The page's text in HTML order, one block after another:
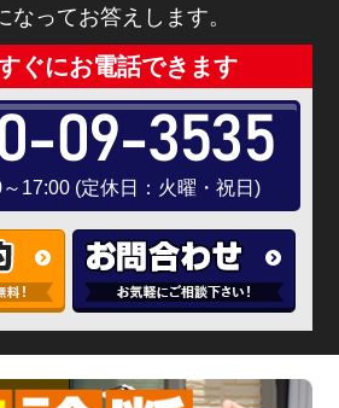
なってお答えします。
ぐにお電話できます
09-3535
17:00 (定休日：火曜・祝日)